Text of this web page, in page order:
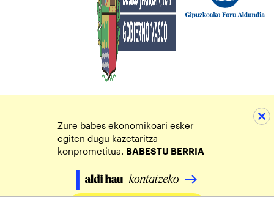
Zure babes ekonomikoari esker
egiten dugu kazetaritza
konprometitua. BABESTU BERRIA